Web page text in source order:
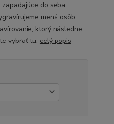
do seba
mená osôb
ktorý následne
vybrať tu. celý popis